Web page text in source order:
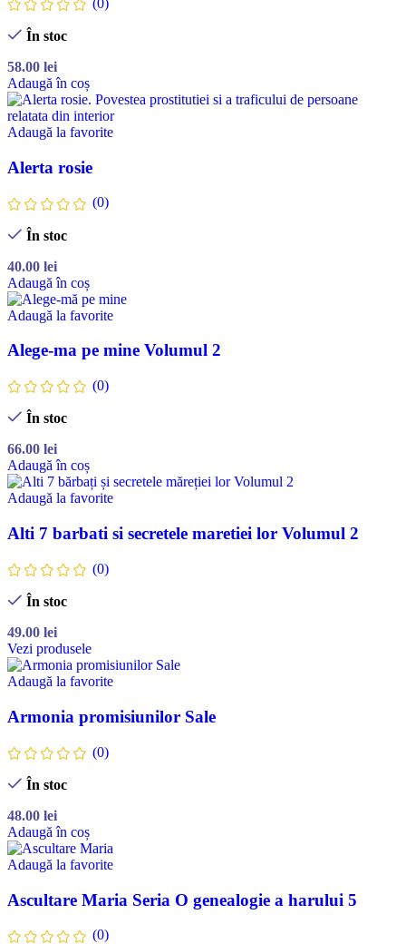
În stoc
58.00 lei
Adaugă în coș
Adaugă la favorite
Alerta rosie
(0)
În stoc
40.00 lei
Adaugă în coș
Adaugă la favorite
Alege-ma pe mine Volumul 2
(0)
În stoc
66.00 lei
Adaugă în coș
Adaugă la favorite
Alti 7 barbati si secretele maretiei lor Volumul 2
(0)
În stoc
49.00 lei
Vezi produsele
Adaugă la favorite
Armonia promisiunilor Sale
(0)
În stoc
48.00 lei
Adaugă în coș
Adaugă la favorite
Ascultare Maria Seria O genealogie a harului 5
(0)